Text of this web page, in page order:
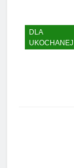
DLA
UKOCHANEJ